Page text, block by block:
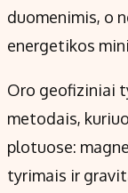
duomenimis, o
energetikos
Oro geofiziniai
metodais,
plotuose:
tyrimais ir